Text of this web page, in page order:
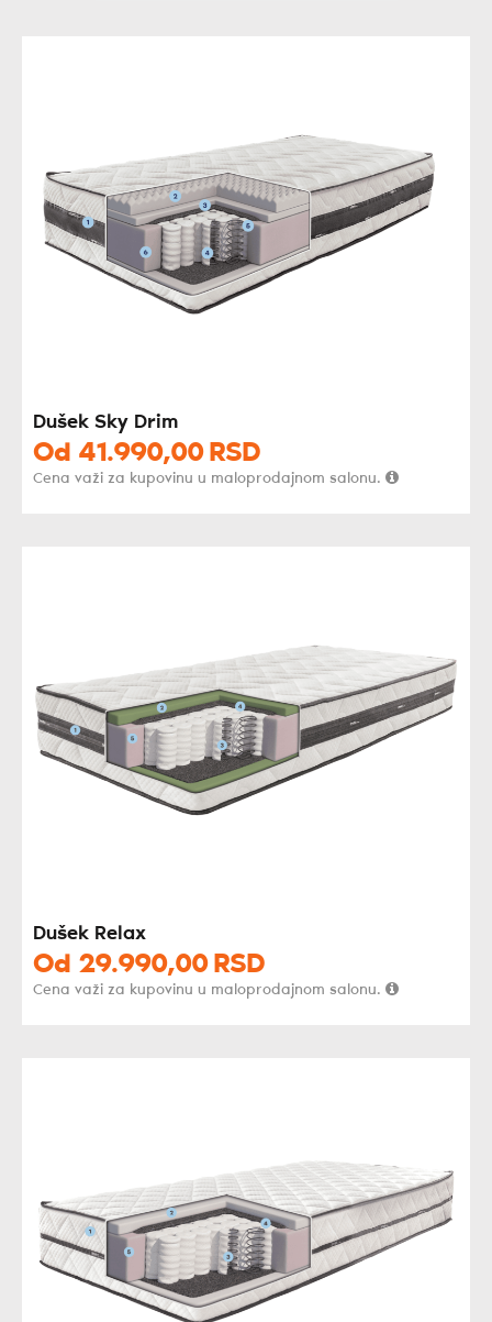
Dušek Sky Drim
Od 41.990,00 RSD
Cena važi za kupovinu u maloprodajnom salonu.
Dušek Relax
Od 29.990,00 RSD
Cena važi za kupovinu u maloprodajnom salonu.